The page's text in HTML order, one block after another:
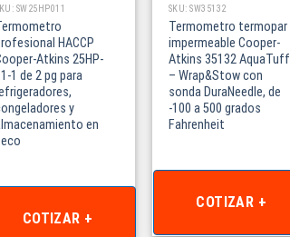
SW25HP011
HACCP
Atkins 25HP-
1 de 2 pg para
y
en
COTIZAR +
SKU: SW35132
Termometro termopar
impermeable Cooper-
Atkins 35132 AquaTuff
– Wrap&Stow con
sonda DuraNeedle, de
-100 a 500 grados
Fahrenheit
COTIZAR +